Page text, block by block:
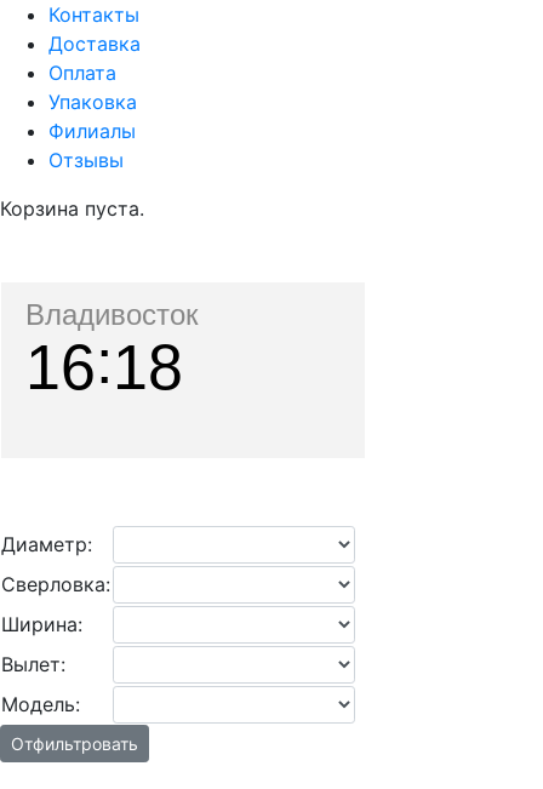
Контакты
Доставка
Оплата
Упаковка
Филиалы
Отзывы
Корзина пуста.
Владивосток
16 18
Диаметр:
Сверловка:
Ширина:
Вылет:
Модель:
Отфильтровать